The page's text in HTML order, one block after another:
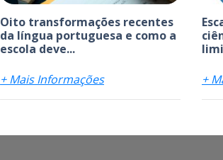
Oito transformações recentes
da língua portuguesa e como a
escola deve...
+ Mais Informações
+